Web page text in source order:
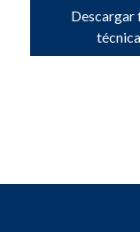
Descargar
técnica